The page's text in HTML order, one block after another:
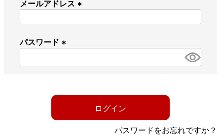
メールアドレス
パスワード
必
ログイン
パスワードをお忘れですか？